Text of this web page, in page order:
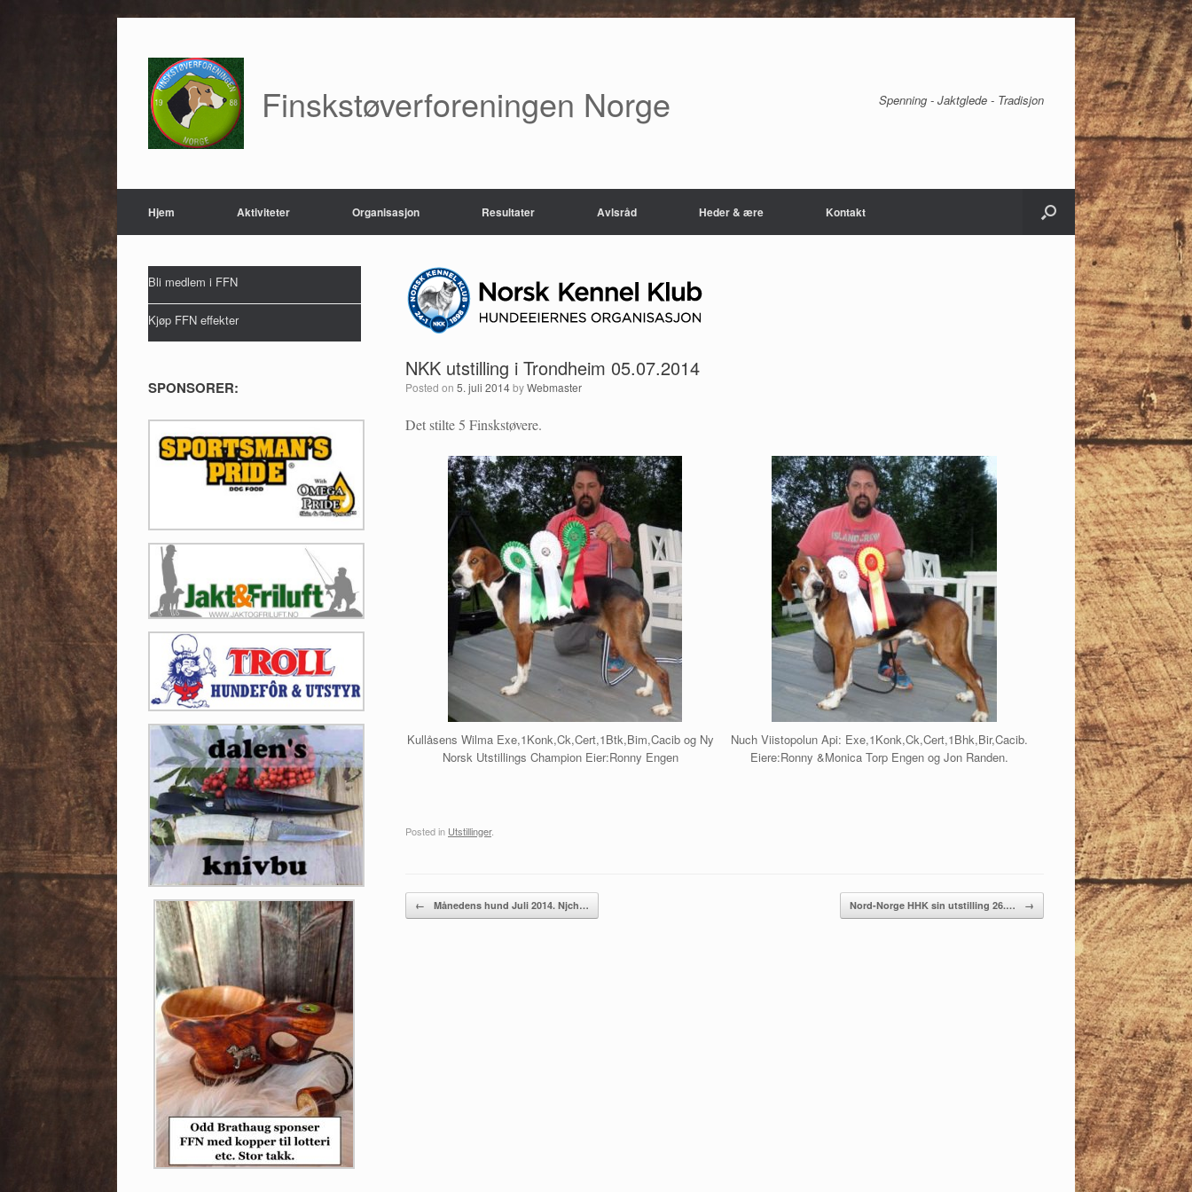
content
Finskstøverforeningen Norge Spenning - Jaktglede - Tradisjon
Hjem Aktiviteter Organisasjon Resultater Avlsråd Heder & ære Kontakt
NKK utstilling i Trondheim 05.07.2014
Posted on5. juli 2014byWebmaster
Det stilte 5 Finskstøvere.
Kullåsens Wilma Exe,1Konk,Ck,Cert,1Btk,Bim,Cacib og Ny
Norsk Utstillings Champion Eier:Ronny Engen
Nuch Viistopolun Api: Exe,1Konk,Ck,Cert,1Bhk,Bir,Cacib.
Eiere:Ronny &Monica Torp Engen og Jon Randen.
Posted in Utstillinger.
Post navigation
← Månedens hund Juli 2014. Njch… Nord-Norge HHK sin utstilling 26.… →
Bli medlem i FFN
Kjøp FFN effekter
SPONSORER: